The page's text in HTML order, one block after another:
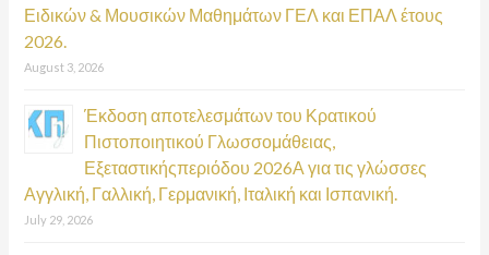
Ειδικών & Μουσικών Μαθημάτων ΓΕΛ και ΕΠΑΛ έτους
2026.
August 3, 2026
Έκδοση αποτελεσμάτων του Κρατικού
Πιστοποιητικού Γλωσσομάθειας,
Εξεταστικήςπεριόδου 2026Α για τις γλώσσες
Αγγλική, Γαλλική, Γερμανική, Ιταλική και Ισπανική.
July 29, 2026